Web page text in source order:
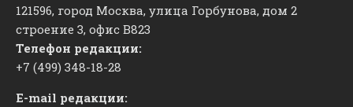
121596, город Москва, улица Горбунова, дом 2
строение 3, офис ​В823
Телефон редакции:
+7 (499) 348-18-28
E-mail редакции: